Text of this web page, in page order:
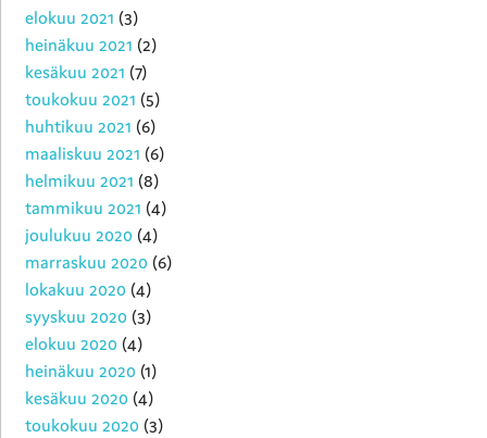
elokuu 2021 (3)
heinäkuu 2021 (2)
kesäkuu 2021 (7)
toukokuu 2021 (5)
huhtikuu 2021 (6)
maaliskuu 2021 (6)
helmikuu 2021 (8)
tammikuu 2021 (4)
joulukuu 2020 (4)
marraskuu 2020 (6)
lokakuu 2020 (4)
syyskuu 2020 (3)
elokuu 2020 (4)
heinäkuu 2020 (1)
kesäkuu 2020 (4)
toukokuu 2020 (3)